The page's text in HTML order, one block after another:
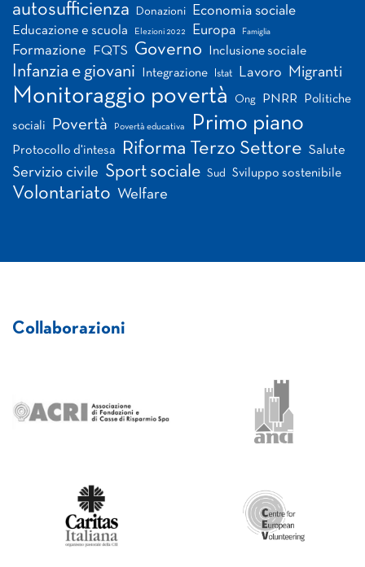
autosufficienza
Donazioni Economia sociale
Educazione e scuola Elezioni 2022 Europa Famiglia
Formazione FQTS Governo Inclusione sociale
Infanzia e giovani Integrazione Istat Lavoro Migranti
Monitoraggio povertà Ong PNRR Politiche
sociali Povertà Povertà educativa Primo piano
Protocollo d'intesa Riforma Terzo Settore Salute
Servizio civile Sport sociale Sud Sviluppo sostenibile
Volontariato Welfare
Collaborazioni